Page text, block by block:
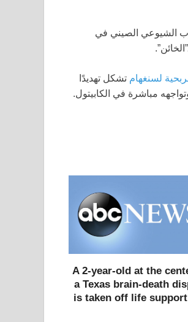
الشيوعي الصيني في
لسنغهام تشكل تهديدًا
A 2-year-old at the
a Texas brain-death
is taken off life support